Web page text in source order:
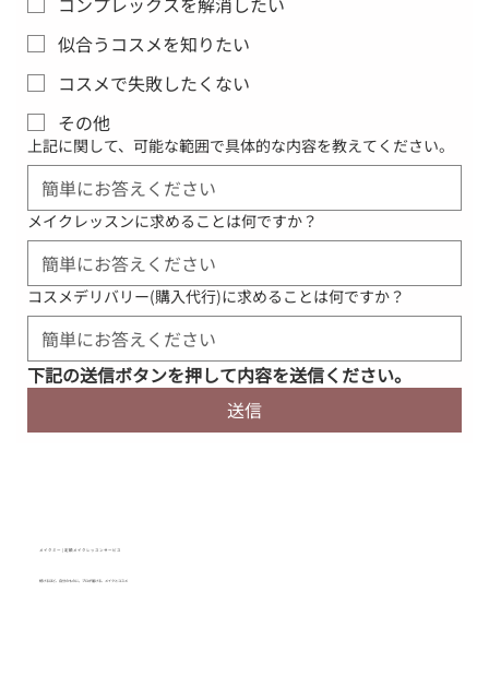
似合うコスメを知りたい
コスメで失敗したくない
その他
上記に関して、可能な範囲で具体的な内容を教えてください。
メイクレッスンに求めることは何ですか？
コスメデリバリー(購入代行)に求めることは何ですか？
下記の送信ボタンを押して内容を送信ください。
送信
メイクミー | 定額メイクレッスンサービス
続けるほど、自分のものに。プロが届ける、メイクとコスメ